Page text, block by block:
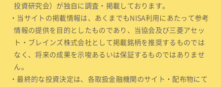
投資研究会）が独自に調査・掲載しております。
・当サイトの掲載情報は、あくまでもNISA利用にあたって参考
情報の提供を目的としたものであり、当協会及び三菱アセッ
ト・ブレインズ株式会社として掲載銘柄を推奨するものでは
なく、将来の成果を示唆あるいは保証するものではありませ
ん。
・最終的な投資決定は、各取扱金融機関のサイト・配布物にて